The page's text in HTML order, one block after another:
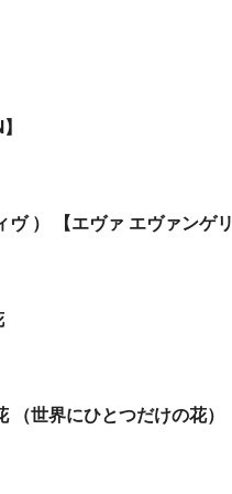
） 【エヴァ エヴァンゲ
（世界にひとつだけの花）